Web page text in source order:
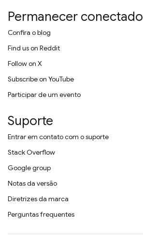
Permanecer conectado
Confira o blog
Find us on Reddit
Follow on X
Subscribe on YouTube
Participar de um evento
Suporte
Entrar em contato com o suporte
Stack Overflow
Google group
Notas da versão
Diretrizes da marca
Perguntas frequentes